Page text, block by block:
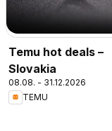
Temu hot deals –
Slovakia
08.08. - 31.12.2026
TEMU